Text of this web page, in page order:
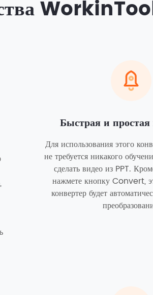
Быстрая и
Для использования этого
не требуется никакого
сделать видео из PPT.
нажмете кнопку Convert,
конвертер будет